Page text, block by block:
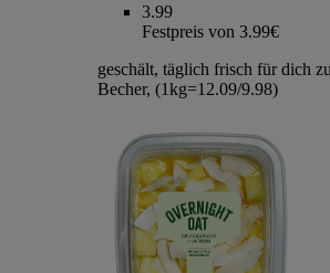
3.99
Festpreis von 3.99€
geschält, täglich frisch für dich
Becher, (1kg=12.09/9.98)